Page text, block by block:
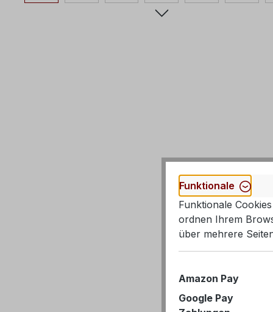
Funktionale
Funktionale
ordnen Ihrem
über mehrere
Amazon Pay
Google Pay